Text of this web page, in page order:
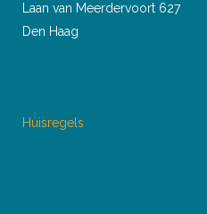
Laan van Meerdervoort 627
Den Haag
Huisregels